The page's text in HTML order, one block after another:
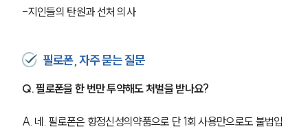
-지인들의 탄원과 선처 의사
필로폰, 자주 묻는 질문
Q. 필로폰을 한 번만 투약해도 처벌을 받나요?
A. 네. 필로폰은 향정신성의약품으로 단 1회 사용만으로도 불법입